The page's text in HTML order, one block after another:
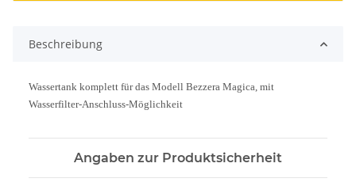
Beschreibung
Wassertank komplett für das Modell Bezzera Magica, mit
Wasserfilter-Anschluss-Möglichkeit
Angaben zur Produktsicherheit